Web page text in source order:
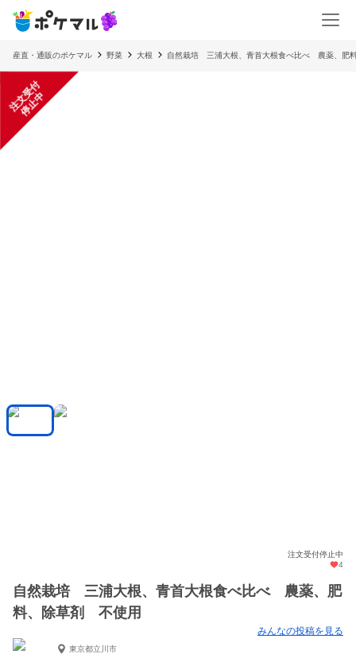
産直・通販のポケマル 野菜 大根 自然栽培 三浦大根、青首大根食べ比べ 農薬、肥
注
文
受
付
停
止
中
注文受付停止中
4
自然栽培 三浦大根、青首大根食べ比べ 農薬、肥
料、除草剤 不使用
みんなの投稿を見る
東京都立川市